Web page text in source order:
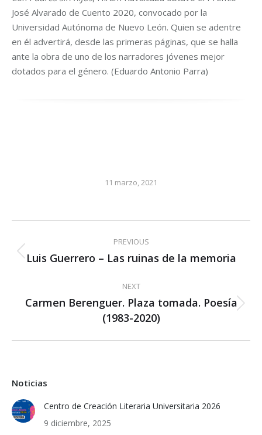
José Alvarado de Cuento 2020, convocado por la
Universidad Autónoma de Nuevo León. Quien se adentre
en él advertirá, desde las primeras páginas, que se halla
ante la obra de uno de los narradores jóvenes mejor
dotados para el género. (Eduardo Antonio Parra)
11 marzo, 2021
navigation
PREVIOUS
Previous
Luis Guerrero – Las ruinas de la memoria
NEXT
Next
post:
Carmen Berenguer. Plaza tomada. Poesía
(1983-2020)
Noticias
Centro de Creación Literaria Universitaria 2026
9 diciembre, 2025